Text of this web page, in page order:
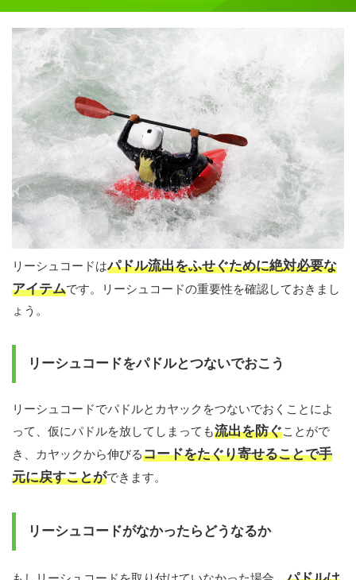
リーシュコードはパドル流出をふせぐために絶対必要な
アイテムです。リーシュコードの重要性を確認しておきまし
ょう。
リーシュコードをパドルとつないでおこう
リーシュコードでパドルとカヤックをつないでおくことによ
って、仮にパドルを放してしまっても流出を防ぐことがで
き、カヤックから伸びるコードをたぐり寄せることで手
元に戻すことができます。
リーシュコードがなかったらどうなるか